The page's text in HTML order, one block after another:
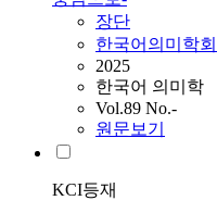
장단
한국어의미학회
2025
한국어 의미학
Vol.89 No.-
원문보기
KCI등재